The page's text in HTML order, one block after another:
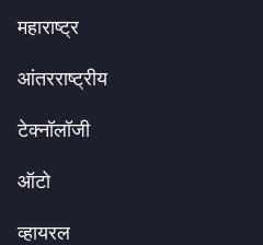
महाराष्ट्र
आंतरराष्ट्रीय
टेक्नॉलॉजी
ऑटो
व्हायरल